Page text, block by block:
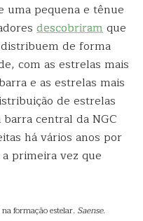
uma pequena e tênue
descobriramque
de forma
com as estrelas mais
e as estrelas mais
de estrelas
central da NGC
há vários anos por
primeira vez que
formação estelar. Saense.